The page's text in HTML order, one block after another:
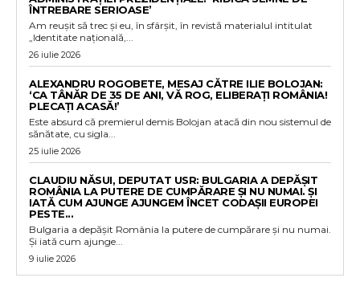
ÎNTREBARE SERIOASE’
Am reușit să trec și eu, în sfârșit, în revistă materialul intitulat
„Identitate națională,...
26 iulie 2026
ALEXANDRU ROGOBETE, MESAJ CĂTRE ILIE BOLOJAN:
‘CA TÂNĂR DE 35 DE ANI, VĂ ROG, ELIBERAȚI ROMÂNIA!
PLECAȚI ACASĂ!’
Este absurd că premierul demis Bolojan atacă din nou sistemul de
sănătate, cu sigla...
25 iulie 2026
CLAUDIU NĂSUI, DEPUTAT USR: BULGARIA A DEPĂȘIT
ROMÂNIA LA PUTERE DE CUMPĂRARE ȘI NU NUMAI. ȘI
IATĂ CUM AJUNGE AJUNGEM ÎNCET CODAȘII EUROPEI
PESTE...
Bulgaria a depășit România la putere de cumpărare și nu numai.
Și iată cum ajunge...
9 iulie 2026